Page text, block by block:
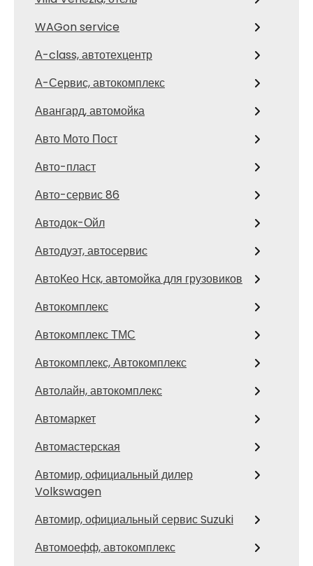
WAGon service
А-class, автотехцентр
А-Сервис, автокомплекс
Авангард, автомойка
Авто Мото Пост
Авто-пласт
Авто-сервис 86
Автодок-Ойл
Автодуэт, автосервис
АвтоКео Нск, автомойка для грузовиков
Автокомплекс
Автокомплекс ТМС
Автокомплекс, Автокомплекс
Автолайн, автокомплекс
Автомаркет
Автомастерская
Автомир, официальный дилер
Volkswagen
Автомир, официальный сервис Suzuki
Автомоефф, автокомплекс